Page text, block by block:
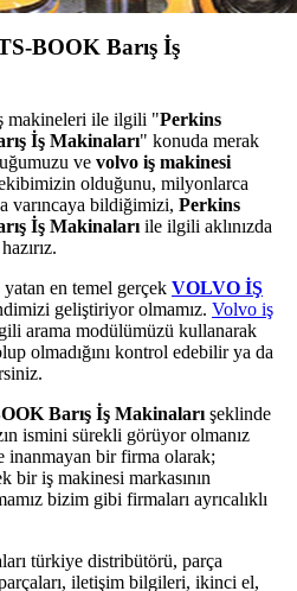
BOOK Barış İş
makineleri ile ilgili "Perkins
İş Makinaları" konuda merak
ve volvo iş makinesi
olduğunu, milyonlarca
varıncaya bildiğimizi, Perkins
İş Makinaları ile ilgili aklınızda
yatan en temel gerçek VOLVO İŞ
geliştiriyor olmamız. Volvo iş
arama modülümüzü kullanarak
olmadığını kontrol edebilir ya da
Barış İş Makinaları şeklinde
ismini sürekli görüyor olmanız
inanmayan bir firma olarak;
bir iş makinesi markasının
bizim gibi firmaları ayrıcalıklı
türkiye distribütörü, parça
iletişim bilgileri, ikinci el,